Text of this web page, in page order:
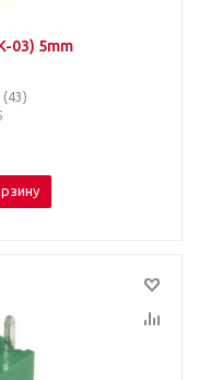
03) 5mm
(43)